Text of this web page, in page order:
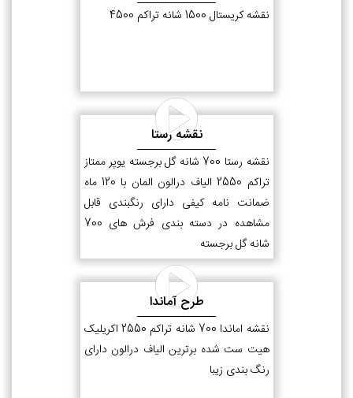
نقشه کریستال 1500 شانه تراکم 4500
نقشه رستا
نقشه رستا 700 شانه گل برجسته یوپر ممتاز
تراکم 2550 الیاف درالون المان با 120 ماه
ضمانت نامه کیفی دارای رنگبندی قابل
مشاهده در دسته بندی فرش های 700
شانه گل برجسته
طرح آماندا
نقشه اماندا 700 شانه تراکم 2550 اکریلیک
هیت ست شده برترین الیاف درالون دارای
رنگ بندی زیبا